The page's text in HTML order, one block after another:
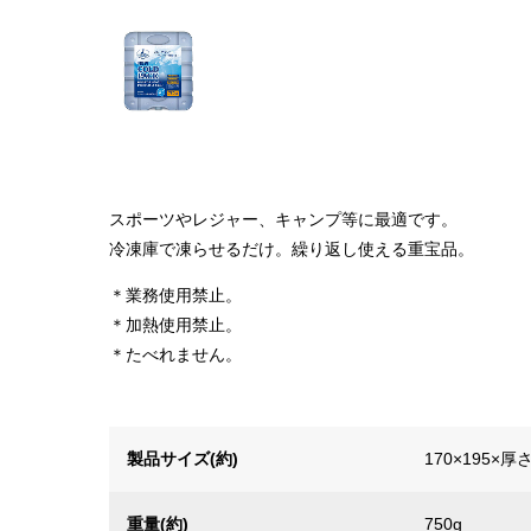
スポーツやレジャー、キャンプ等に最適です。
冷凍庫で凍らせるだけ。繰り返し使える重宝品。
＊業務使用禁止。
＊加熱使用禁止。
＊たべれません。
製品サイズ(約) 170×195×厚
重量(約) 750g